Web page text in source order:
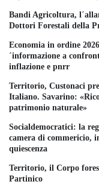
Bandi Agricoltura,
Dottori Forestali della
Economia in ordine
´informazione a
inflazione e pnrr
Territorio, Custonaci
Italiano. Savarino:
patrimonio naturale»
Socialdemocratici: la
camera di commericio,
quiescenza
Territorio, il Corpo
Partinico